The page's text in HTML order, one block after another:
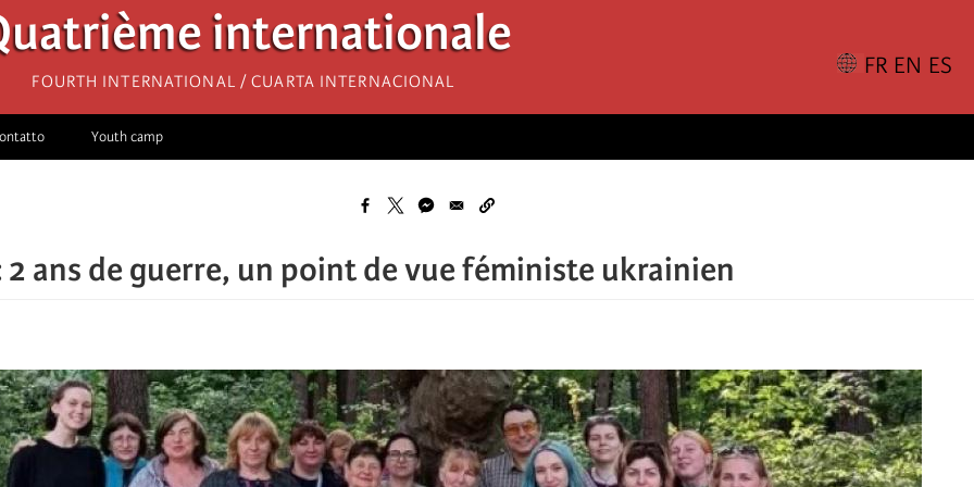
internationale
Fourth International / Cuarta Internacional
Youth camp
2 ans de guerre, un point de vue féministe ukrainien